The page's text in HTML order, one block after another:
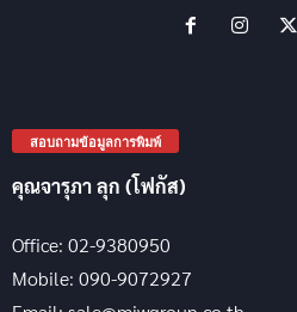
สอบถามข้อมูลการพิมพ์
คุณจารุภา ลุก (โฟกัส)
Office: 02-9380950
Mobile: 090-9072927